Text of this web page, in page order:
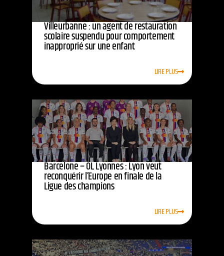
Villeurbanne : un agent de restauration
scolaire suspendu pour comportement
inapproprié sur une enfant
LIRE PLUS
Barcelone – OL Lyonnes : Lyon veut
reconquérir l’Europe en finale de la
Ligue des champions
LIRE PLUS